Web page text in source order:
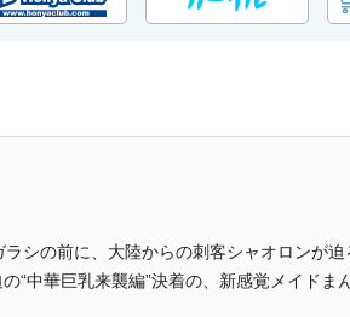
ラシの前に、大陸からの刺客シャオロンが
中華巨乳来襲編”決着の、新感覚メイドま